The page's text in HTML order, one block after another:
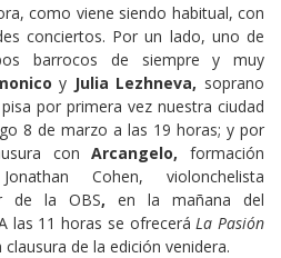
como viene siendo habitual, con
conciertos. Por un lado, uno de
barrocos de siempre y muy
y Julia Lezhneva, soprano
por primera vez nuestra ciudad
8 de marzo a las 19 horas; y por
conArcangelo,formación
Cohen, violonchelista
de la OBS, en la mañana del
las 11 horas se ofrecerá La Pasión
de la edición venidera.